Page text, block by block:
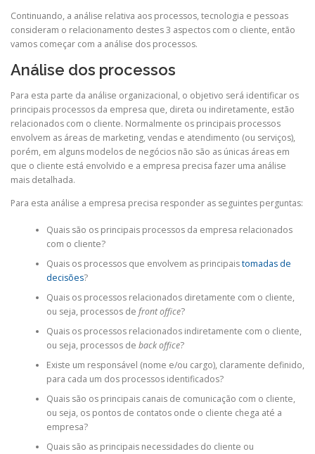
Continuando, a análise relativa aos processos, tecnologia e pessoas
consideram o relacionamento destes 3 aspectos com o cliente, então
vamos começar com a análise dos processos.
Análise dos processos
Para esta parte da análise organizacional, o objetivo será identificar os
principais processos da empresa que, direta ou indiretamente, estão
relacionados com o cliente. Normalmente os principais processos
envolvem as áreas de marketing, vendas e atendimento (ou serviços),
porém, em alguns modelos de negócios não são as únicas áreas em
que o cliente está envolvido e a empresa precisa fazer uma análise
mais detalhada.
Para esta análise a empresa precisa responder as seguintes perguntas:
Quais são os principais processos da empresa relacionados
com o cliente?
Quais os processos que envolvem as principaistomadas de
decisões?
Quais os processos relacionados diretamente com o cliente,
ou seja, processos de front office?
Quais os processos relacionados indiretamente com o cliente,
ou seja, processos de back office?
Existe um responsável (nome e/ou cargo), claramente definido,
para cada um dos processos identificados?
Quais são os principais canais de comunicação com o cliente,
ou seja, os pontos de contatos onde o cliente chega até a
empresa?
Quais são as principais necessidades do cliente ou